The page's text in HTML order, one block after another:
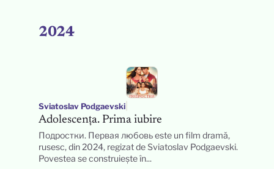
2024
Sviatoslav Podgaevski|
Adolescența. Prima iubire
Подростки. Первая любовь este un film dramă,
rusesc, din 2024, regizat de Sviatoslav Podgaevski.
Povestea se construiește în...